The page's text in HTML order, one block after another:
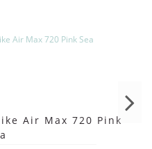
Air Max 720 Pink